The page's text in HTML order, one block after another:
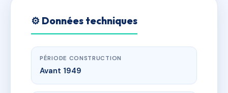
⚙️ Données techniques
PÉRIODE CONSTRUCTION
Avant 1949